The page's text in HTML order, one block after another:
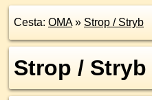
Cesta: OMA» Strop / Stryb
Strop / Stryb